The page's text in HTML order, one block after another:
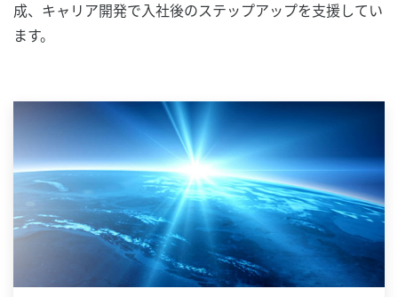
成、キャリア開発で入社後のステップアップを支援してい
ます。